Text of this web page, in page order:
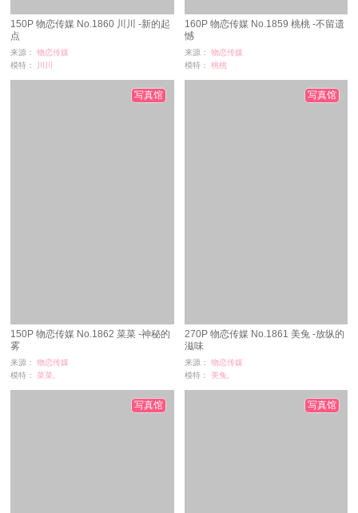
150P 物恋传媒 No.1860 川川 -新的起
点
来源：
物恋传媒
模特：
川川
160P 物恋传媒 No.1859 桃桃 -不留遗
憾
来源：
物恋传媒
模特：
桃桃
150P 物恋传媒 No.1862 菜菜 -神秘的
雾
来源：
物恋传媒
模特：
菜菜,
浏览：12
写真馆
270P 物恋传媒 No.1861 美兔 -放纵的
滋味
来源：
物恋传媒
模特：
美兔,
浏览：15
写真馆
写真馆 写真馆